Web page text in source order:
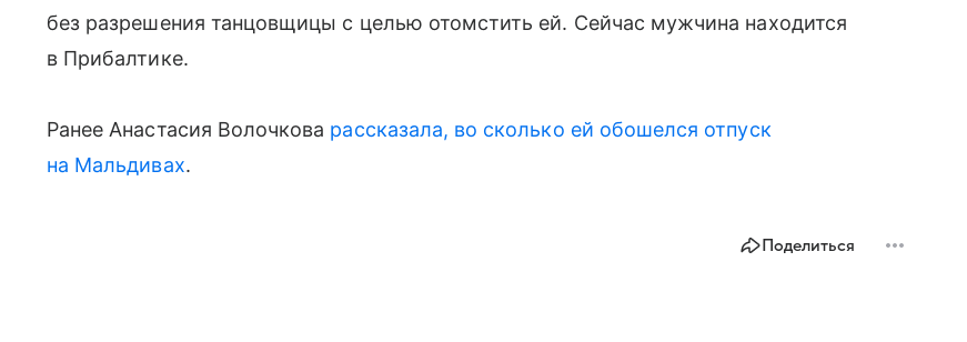
без разрешения танцовщицы с целью отомстить ей. Сейчас мужчина находится
в Прибалтике.
Ранее Анастасия Волочкова рассказала, во сколько ей обошелся отпуск
на Мальдивах.
Поделиться